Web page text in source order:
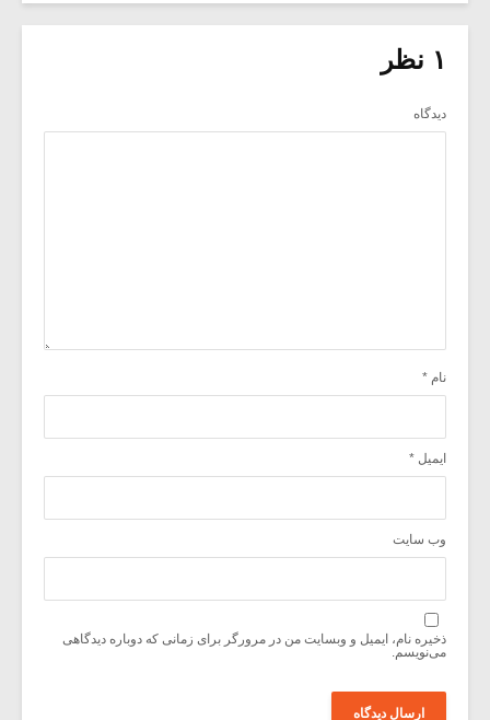
۱ نظر
دیدگاه
نام *
ایمیل *
وب‌ سایت
ذخیره نام، ایمیل و وبسایت من در مرورگر برای زمانی که دوباره دیدگاهی
می‌نویسم.